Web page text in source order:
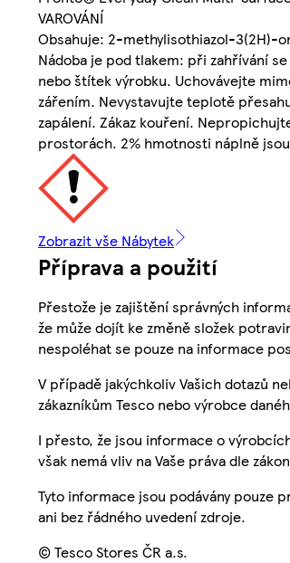
VAROVÁNÍ
Obsahuje: 2-methylisothiazol-3(2H)-
Nádoba je pod tlakem: při zahřívání
nebo štítek výrobku. Uchovávejte
zářením. Nevystavujte teplotě
zapálení. Zákaz kouření.
prostorách. 2% hmotnosti náplně
Zobrazit vše Nábytek
Příprava a použití
Přestože je zajištění správných
že může dojít ke změně složek
nespoléhat se pouze na informace
V případě jakýchkoliv Vašich dotazů
zákazníkům Tesco nebo výrobce
I přesto, že jsou informace o
však nemá vliv na Vaše práva dle
Tyto informace jsou podávány pouze
ani bez řádného uvedení zdroje.
© Tesco Stores ČR a.s.